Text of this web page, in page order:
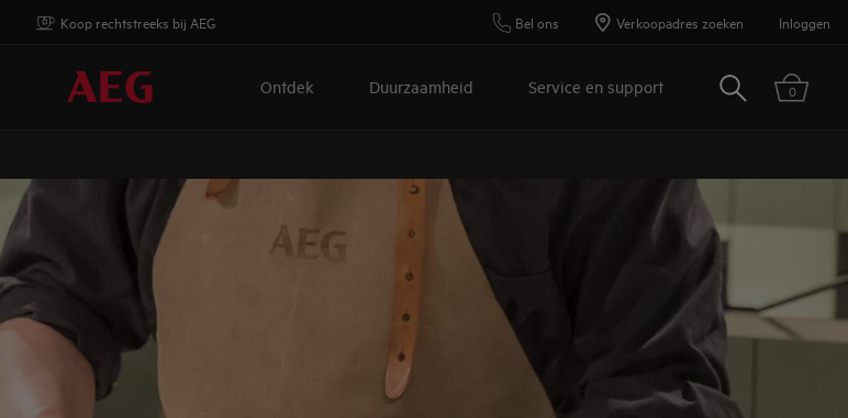
Koop rechtstreeks bij AEG Bel ons Verkoopadres zoeken Inloggen
Ontdek Duurzaamheid Service en support Zoeken 0